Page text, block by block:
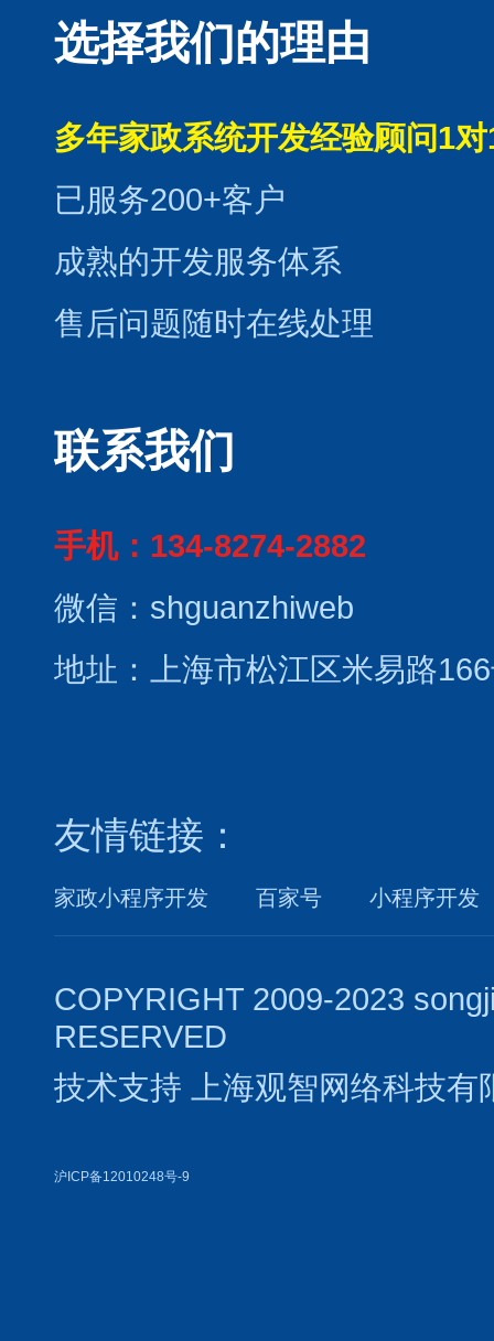
选择我们的理由
多年家政系统开发经验顾问1
已服务200+客户
成熟的开发服务体系
售后问题随时在线处理
联系我们
手机：134-8274-2882
微信：shguanzhiweb
地址：上海市松江区米易路
友情链接：
家政小程序开发 百家号 小程序开发
COPYRIGHT 2009-2023
RESERVED
技术支持
上海观智网络科技有
沪ICP备12010248号-9